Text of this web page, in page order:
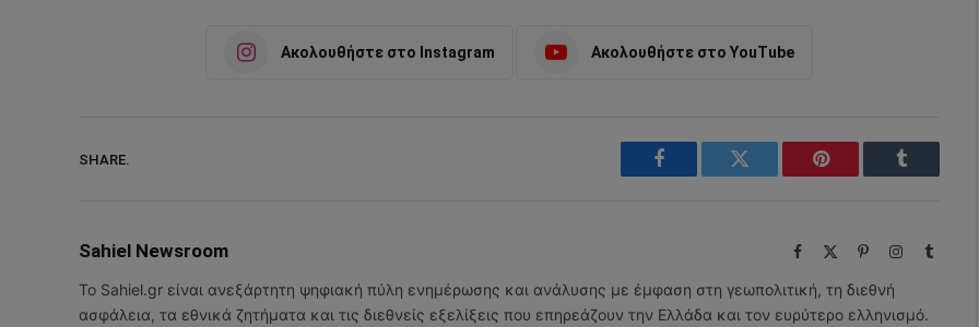
Ακολουθήστε στο Instagram Ακολουθήστε στο YouTube
SHARE.
Facebook Twitter Pinterest Tumblr
Sahiel Newsroom Facebook PinterestInstagramTumblr
Το Sahiel.gr είναι ανεξάρτητη ψηφιακή πύλη ενημέρωσης και ανάλυσης με έμφαση στη γεωπολιτική, τη διεθνή
ασφάλεια, τα εθνικά ζητήματα και τις διεθνείς εξελίξεις που επηρεάζουν την Ελλάδα και τον ευρύτερο ελληνισμό.